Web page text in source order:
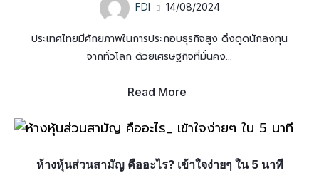
FDI 14/08/2024
ประเทศไทยมีศักยภาพในการประกอบธุรกิจสูง ดึงดูดนักลงทุน
จากทั่วโลก ด้วยเศรษฐกิจที่มั่นคง...
Read More
ห้างหุ้นส่วนสามัญ คืออะไร? เข้าใจง่ายๆ ใน 5 นาที